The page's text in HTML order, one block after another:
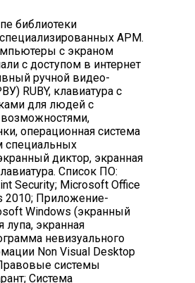
библиотеки
АРМ.
с экраном
с доступом в интернет
ручной видео-
RUBY, клавиатура с
для людей с
операционная система
специальных
диктор, экранная
Список ПО:
Security; Microsoft Office
2010; Приложение-
Windows (экранный
лупа, экранная
невизуального
Non Visual Desktop
системы
Система